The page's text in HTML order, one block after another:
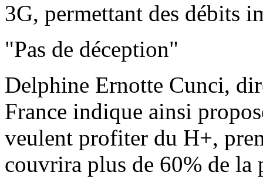
3G, permettant des débits
"Pas de déception"
Delphine Ernotte Cunci,
France indique ainsi
veulent profiter du H+,
couvrira plus de 60% de